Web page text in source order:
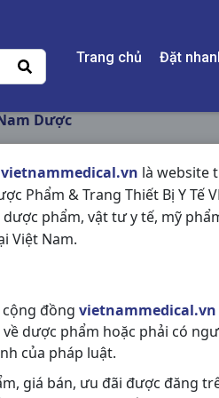
Trang chủ Đặt
vietnammedical.vn là website
Phẩm & Trang Thiết Bị Y Tế
phẩm, vật tư y tế, mỹ
Việt Nam.
đồng vietnammedical.vn
dược phẩm hoặc phải có
của pháp luật.
giá bán, ưu đãi được đăng
Dược
XUÂN
Nam Dược
sẻ qua mạng xã hội: